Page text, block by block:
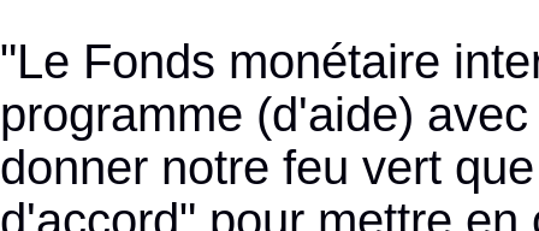
"Le Fonds monétaire
programme (d'aide)
donner notre feu vert
d'accord" pour mettre